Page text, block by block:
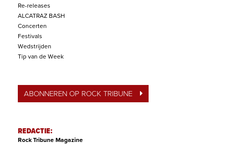
Re-releases
ALCATRAZ BASH
Concerten
Festivals
Wedstrijden
Tip van de Week
ABONNEREN OP ROCK TRIBUNE
REDACTIE:
Rock Tribune Magazine